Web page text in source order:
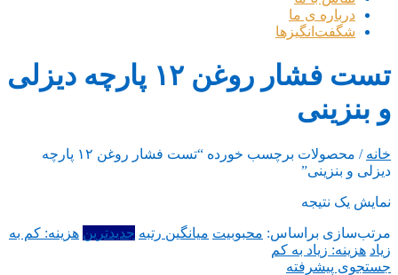
درباره ی ما
شگفت‌انگیزها
تست فشار روغن ۱۲ پارچه دیزلی
و بنزینی
خانه
/ محصولات برچسب خورده “تست فشار روغن ۱۲ پارچه
دیزلی و بنزینی”
نمایش یک نتیجه
مرتب‌سازی براساس: محبوبیت میانگین رتبه جدیدترین هزینه: کم به
زیاد هزینه: زیاد به کم
جستجوی پیشرفته